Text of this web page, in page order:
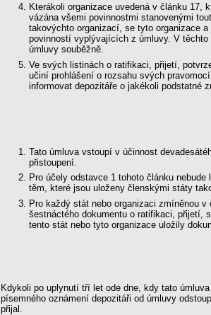
Kterákoli organizace uvedená v článku 17,
vázána všemi povinnostmi stanovenými
takovýchto organizací, se tyto organizace
povinností vyplývajících z úmluvy. V
úmluvy souběžně.
Ve svých listinách o ratifikaci, přijetí,
učiní prohlášení o rozsahu svých
informovat depozitáře o jakékoli podstatné
Tato úmluva vstoupí v účinnost
přistoupení.
Pro účely odstavce 1 tohoto článku
těm, které jsou uloženy členskými státy
Pro každý stát nebo organizaci zmíněnou
šestnáctého dokumentu o ratifikaci, přijetí,
tento stát nebo tyto organizace uložily
Kdykoli po uplynutí tří let ode dne, kdy tato
písemného oznámení depozitáři od úmluvy
přijal.